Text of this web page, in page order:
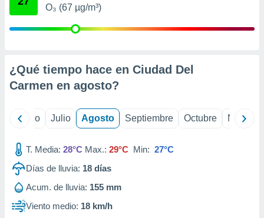
mediante
publicidad
publicidad
1199
O₃ (67 µg/m³)
¿Qué tiempo hace en Ciudad Del
Carmen en agosto?
Junio Julio Agosto Septiembre Octubre
T. Media: 28°C Max.: 29°C Min: 27°C
Días de lluvia: 18 días
Acum. de lluvia: 155 mm
Viento medio: 18 km/h